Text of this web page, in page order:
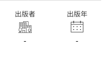
出版者
-
出版年
-